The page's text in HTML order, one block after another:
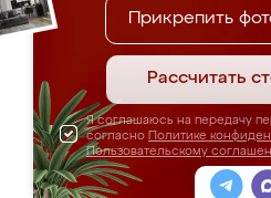
Прикрепить
Рассчитать
Я соглашаюсь на передачу
согласно Политике
Пользовательскому